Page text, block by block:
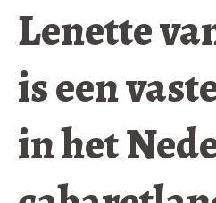
Lenette
is een
in het